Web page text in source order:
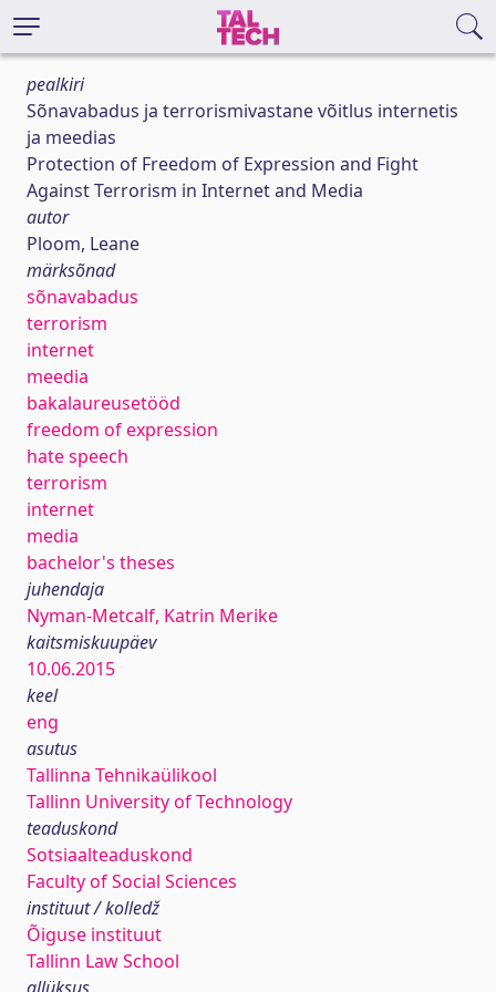
pealkiri
Sõnavabadus ja terrorismivastane võitlus internetis
ja meedias
Protection of Freedom of Expression and Fight
Against Terrorism in Internet and Media
autor
Ploom, Leane
märksõnad
sõnavabadus
terrorism
internet
meedia
bakalaureusetööd
freedom of expression
hate speech
terrorism
internet
media
bachelor's theses
juhendaja
Nyman-Metcalf, Katrin Merike
kaitsmiskuupäev
10.06.2015
keel
eng
asutus
Tallinna Tehnikaülikool
Tallinn University of Technology
teaduskond
Sotsiaalteaduskond
Faculty of Social Sciences
instituut / kolledž
Õiguse instituut
Tallinn Law School